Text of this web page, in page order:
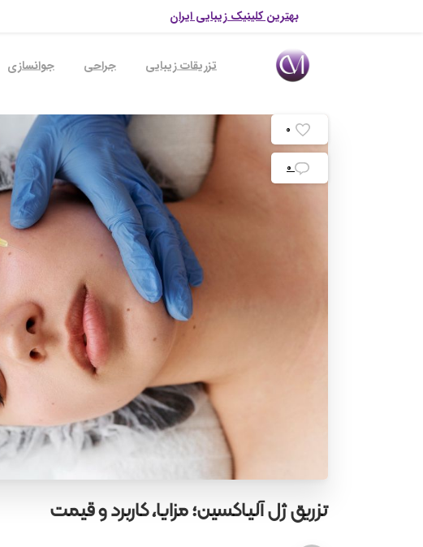
بهترین کلینیک زیبایی ایران
تزریقات زیبایی جراحی جوانسازی
تزریقژلآلیاکسین؛مزایا،کاربردوقیمت
0
0